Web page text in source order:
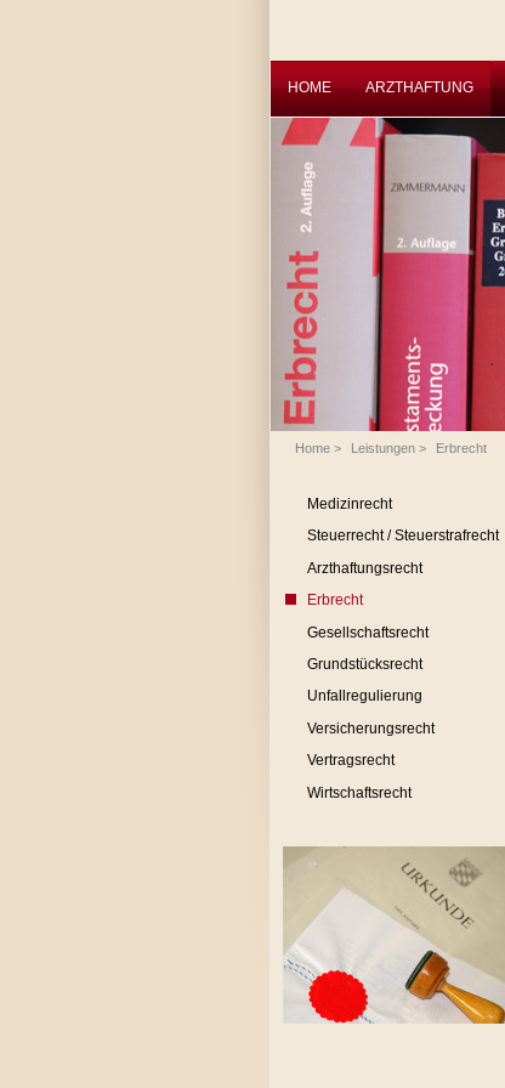
HOME ARZTHAFTUNG
Home> Leistungen> Erbrecht
Medizinrecht
Steuerrecht / Steuerstrafrecht
Arzthaftungsrecht
Erbrecht
Gesellschaftsrecht
Grundstücksrecht
Unfallregulierung
Versicherungsrecht
Vertragsrecht
Wirtschaftsrecht